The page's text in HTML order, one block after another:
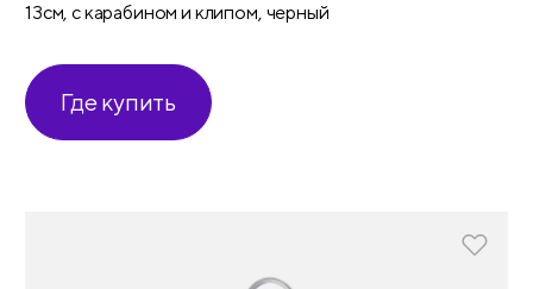
13см, с карабином и клипом, черный
Где купить